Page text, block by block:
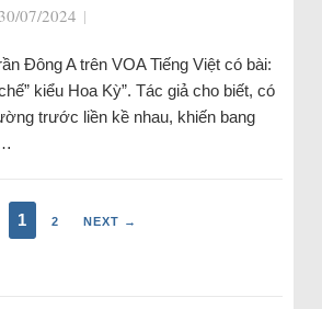
30/07/2024 |
Đông A trên VOA Tiếng Việt có bài:
kiểu Hoa Kỳ”. Tác giả cho biết, có
trước liền kề nhau, khiến bang
1 2 NEXT →